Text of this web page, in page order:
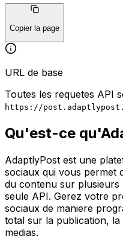
Copier la page
URL de base
Toutes les requetes API
https://
Qu'est-ce
AdaptlyPost est une
sociaux qui vous permet
du contenu sur
seule API. Gerez votre
sociaux de maniere
total sur la publication,
medias.